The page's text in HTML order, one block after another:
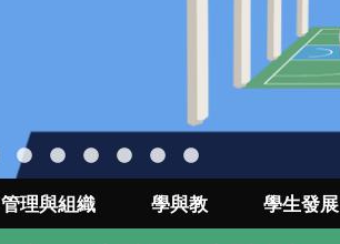
管理與組織 學與教 學生發展